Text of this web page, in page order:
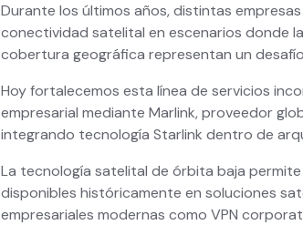
Durante los últimos años, distintas
conectividad satelital en escenarios donde
cobertura geográfica representan un
Hoy fortalecemos esta línea de servicios
empresarial mediante Marlink, proveedor
integrando tecnología Starlink dentro de
La tecnología satelital de órbita baja
disponibles históricamente en soluciones
empresariales modernas como VPN